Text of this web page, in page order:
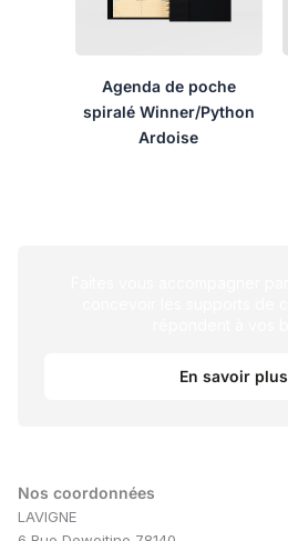
Agenda de poche
spiralé Winner/Python
Ardoise
En savoir plus
Nos coordonnées
LAVIGNE